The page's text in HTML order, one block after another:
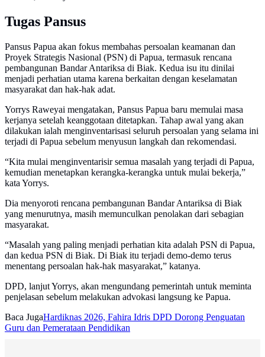
Tugas Pansus
Pansus Papua akan fokus membahas persoalan keamanan dan
Proyek Strategis Nasional (PSN) di Papua, termasuk rencana
pembangunan Bandar Antariksa di Biak. Kedua isu itu dinilai
menjadi perhatian utama karena berkaitan dengan keselamatan
masyarakat dan hak-hak adat.
Yorrys Raweyai mengatakan, Pansus Papua baru memulai masa
kerjanya setelah keanggotaan ditetapkan. Tahap awal yang akan
dilakukan ialah menginventarisasi seluruh persoalan yang selama ini
terjadi di Papua sebelum menyusun langkah dan rekomendasi.
“Kita mulai menginventarisir semua masalah yang terjadi di Papua,
kemudian menetapkan kerangka-kerangka untuk mulai bekerja,”
kata Yorrys.
Dia menyoroti rencana pembangunan Bandar Antariksa di Biak
yang menurutnya, masih memunculkan penolakan dari sebagian
masyarakat.
“Masalah yang paling menjadi perhatian kita adalah PSN di Papua,
dan kedua PSN di Biak. Di Biak itu terjadi demo-demo terus
menentang persoalan hak-hak masyarakat,” katanya.
DPD, lanjut Yorrys, akan mengundang pemerintah untuk meminta
penjelasan sebelum melakukan advokasi langsung ke Papua.
Baca JugaHardiknas 2026, Fahira Idris DPD Dorong Penguatan
Guru dan Pemerataan Pendidikan